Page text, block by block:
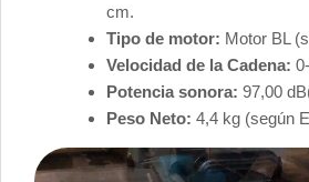
cm.
Tipo de motor: Motor BL
Velocidad de la Cadena:
Potencia sonora: 97,00
Peso Neto: 4,4 kg (según